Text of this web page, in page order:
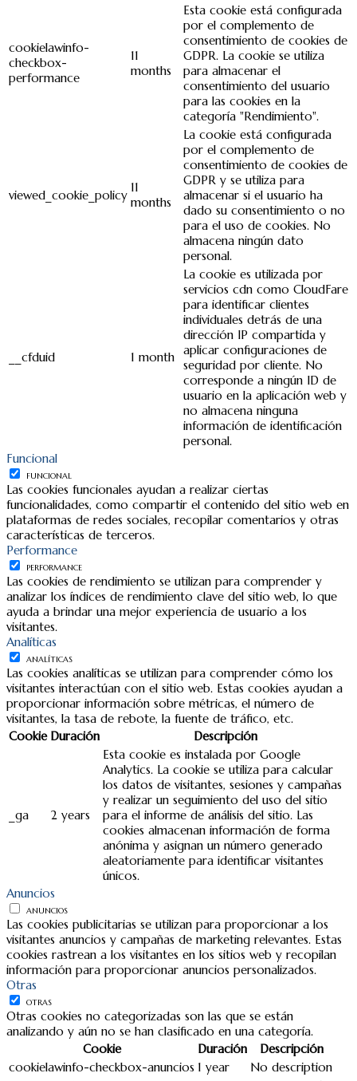
cookielawinfo-
checkbox-
performance
11
months
Esta cookie está configurada
por el complemento de
consentimiento de cookies de
GDPR. La cookie se utiliza
para almacenar el
consentimiento del usuario
para las cookies en la
categoría "Rendimiento".
viewed_cookie_policy
11
months
La cookie está configurada
por el complemento de
consentimiento de cookies de
GDPR y se utiliza para
almacenar si el usuario ha
dado su consentimiento o no
para el uso de cookies. No
almacena ningún dato
personal.
__cfduid 1 month
La cookie es utilizada por
servicios cdn como CloudFare
para identificar clientes
individuales detrás de una
dirección IP compartida y
aplicar configuraciones de
seguridad por cliente. No
corresponde a ningún ID de
usuario en la aplicación web y
no almacena ninguna
información de identificación
personal.
Funcional
FUNCIONAL
Las cookies funcionales ayudan a realizar ciertas
funcionalidades, como compartir el contenido del sitio web en
plataformas de redes sociales, recopilar comentarios y otras
características de terceros.
Performance
PERFORMANCE
Las cookies de rendimiento se utilizan para comprender y
analizar los índices de rendimiento clave del sitio web, lo que
ayuda a brindar una mejor experiencia de usuario a los
visitantes.
Analíticas
ANALÍTICAS
Las cookies analíticas se utilizan para comprender cómo los
visitantes interactúan con el sitio web. Estas cookies ayudan a
proporcionar información sobre métricas, el número de
visitantes, la tasa de rebote, la fuente de tráfico, etc.
Cookie Duración Descripción
_ga 2 years
Esta cookie es instalada por Google
Analytics. La cookie se utiliza para calcular
los datos de visitantes, sesiones y campañas
y realizar un seguimiento del uso del sitio
para el informe de análisis del sitio. Las
cookies almacenan información de forma
anónima y asignan un número generado
aleatoriamente para identificar visitantes
únicos.
Anuncios
ANUNCIOS
Las cookies publicitarias se utilizan para proporcionar a los
visitantes anuncios y campañas de marketing relevantes. Estas
cookies rastrean a los visitantes en los sitios web y recopilan
información para proporcionar anuncios personalizados.
Otras
OTRAS
Otras cookies no categorizadas son las que se están
analizando y aún no se han clasificado en una categoría.
Cookie
Duración
Descripción
cookielawinfo-checkbox-anuncios 1 year
No description